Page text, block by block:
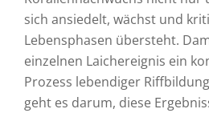
sich ansiedelt, wächst und
Lebensphasen übersteht.
einzelnen Laichereignis ein
Prozess lebendiger
geht es darum, diese